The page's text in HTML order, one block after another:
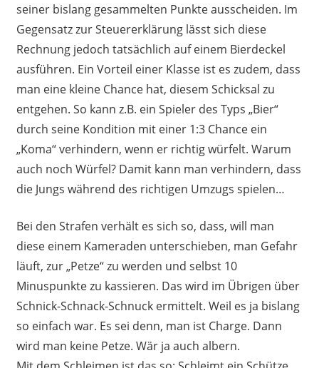
seiner bislang gesammelten Punkte ausscheiden. Im
Gegensatz zur Steuererklärung lässt sich diese
Rechnung jedoch tatsächlich auf einem Bierdeckel
ausführen. Ein Vorteil einer Klasse ist es zudem, dass
man eine kleine Chance hat, diesem Schicksal zu
entgehen. So kann z.B. ein Spieler des Typs „Bier“
durch seine Kondition mit einer 1:3 Chance ein
„Koma“ verhindern, wenn er richtig würfelt. Warum
auch noch Würfel? Damit kann man verhindern, dass
die Jungs während des richtigen Umzugs spielen…
Bei den Strafen verhält es sich so, dass, will man
diese einem Kameraden unterschieben, man Gefahr
läuft, zur „Petze“ zu werden und selbst 10
Minuspunkte zu kassieren. Das wird im Übrigen über
Schnick-Schnack-Schnuck ermittelt. Weil es ja bislang
so einfach war. Es sei denn, man ist Charge. Dann
wird man keine Petze. Wär ja auch albern.